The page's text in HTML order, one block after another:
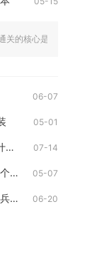
关的核心是强聚怪+高频控
06-07
05-01
在少年三国志2中貂蝉适合使用什么宝物 07-14
要如何在少年三国志游戏中提高个人战力 05-07
少年三国志二关羽该装备何种神兵镇压诸侯 06-20